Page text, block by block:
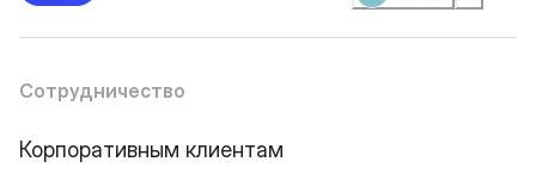
Сотрудничество
Корпоративным клиентам